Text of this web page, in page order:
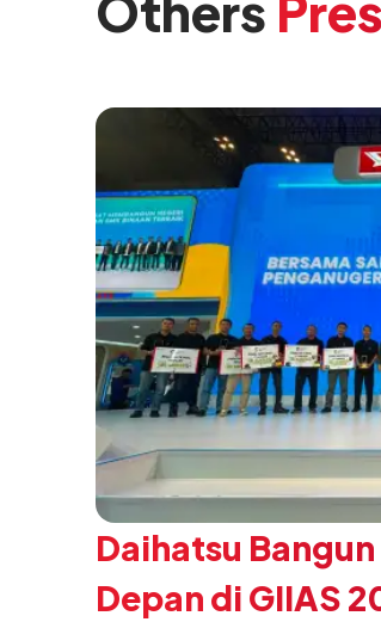
Daihatsu
Depan di GIIAS